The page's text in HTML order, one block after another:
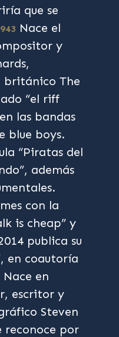
que se
Nace el
y
británico The
“el riff
las bandas
blue boys.
“Piratas del
además
con la
is cheap” y
publica su
en coautoría
Nace en
escritor y
Steven
reconoce por